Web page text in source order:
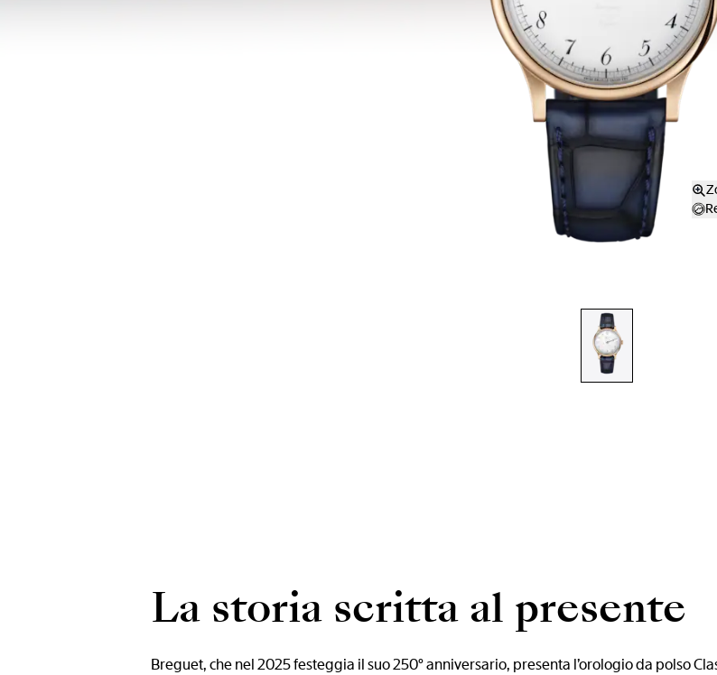
La storia scritta al presente
Breguet, che nel 2025 festeggia il suo 250° anniversario, presenta l’orologio da polso